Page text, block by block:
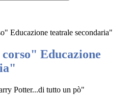
Educazione teatrale secondaria"
Educazione
Potter...di tutto un pò"